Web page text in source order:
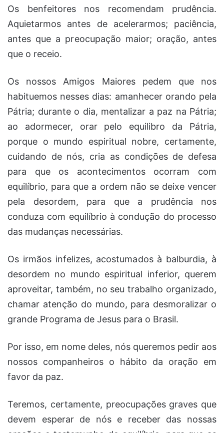
Os benfeitores nos recomendam prudência.
Aquietarmos antes de acelerarmos; paciência,
antes que a preocupação maior; oração, antes
que o receio.
Os nossos Amigos Maiores pedem que nos
habituemos nesses dias: amanhecer orando pela
Pátria; durante o dia, mentalizar a paz na Pátria;
ao adormecer, orar pelo equilibro da Pátria,
porque o mundo espiritual nobre, certamente,
cuidando de nós, cria as condições de defesa
para que os acontecimentos ocorram com
equilíbrio, para que a ordem não se deixe vencer
pela desordem, para que a prudência nos
conduza com equilíbrio à condução do processo
das mudanças necessárias.
Os irmãos infelizes, acostumados à balburdia, à
desordem no mundo espiritual inferior, querem
aproveitar, também, no seu trabalho organizado,
chamar atenção do mundo, para desmoralizar o
grande Programa de Jesus para o Brasil.
Por isso, em nome deles, nós queremos pedir aos
nossos companheiros o hábito da oração em
favor da paz.
Teremos, certamente, preocupações graves que
devem esperar de nós e receber das nossas